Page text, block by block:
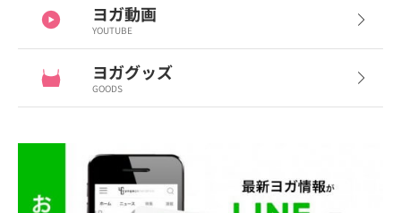
ヨガ動画
YOUTUBE
ヨガグッズ
GOODS